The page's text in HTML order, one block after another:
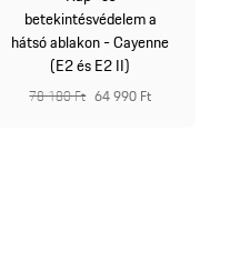
betekintésvédelem a
hátsó ablakon - Cayenne
(E2 és E2 II)
78 180 Ft 64 990 Ft